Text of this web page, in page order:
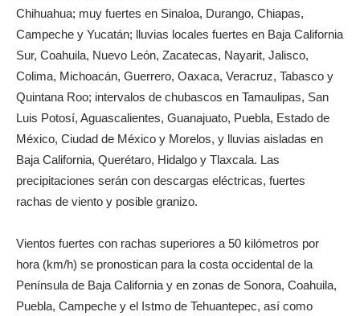
Chihuahua; muy fuertes en Sinaloa, Durango, Chiapas,
Campeche y Yucatán; lluvias locales fuertes en Baja California
Sur, Coahuila, Nuevo León, Zacatecas, Nayarit, Jalisco,
Colima, Michoacán, Guerrero, Oaxaca, Veracruz, Tabasco y
Quintana Roo; intervalos de chubascos en Tamaulipas, San
Luis Potosí, Aguascalientes, Guanajuato, Puebla, Estado de
México, Ciudad de México y Morelos, y lluvias aisladas en
Baja California, Querétaro, Hidalgo y Tlaxcala. Las
precipitaciones serán con descargas eléctricas, fuertes
rachas de viento y posible granizo.
Vientos fuertes con rachas superiores a 50 kilómetros por
hora (km/h) se pronostican para la costa occidental de la
Península de Baja California y en zonas de Sonora, Coahuila,
Puebla, Campeche y el Istmo de Tehuantepec, así como